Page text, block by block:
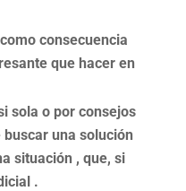
consecuencia
que hacer en
sola o por consejos
una solución
situación , que, si
.